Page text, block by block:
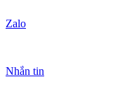
Zalo
Nhắn tin